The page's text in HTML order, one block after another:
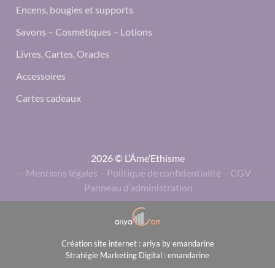
Encens, bougies et supports
Savons – Cosmétiques – Lotions
Livres, Cartes, Oracles
Accessoires
Cartes cadeaux
2026 © L’Âme’Ethisme
– Mentions légales – Politique de confidentialité – CGV –
Panneau d’administration
Création site internet : ariya by emandarine
Stratégie Marketing Digital : emandarine